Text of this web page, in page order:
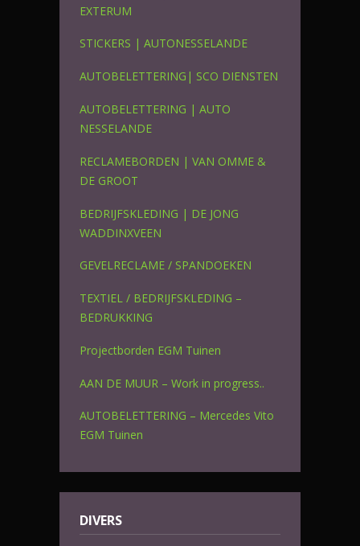
EXTERUM
STICKERS | AUTONESSELANDE
AUTOBELETTERING| SCO DIENSTEN
AUTOBELETTERING | AUTO
NESSELANDE
RECLAMEBORDEN | VAN OMME &
DE GROOT
BEDRIJFSKLEDING | DE JONG
WADDINXVEEN
GEVELRECLAME / SPANDOEKEN
TEXTIEL / BEDRIJFSKLEDING –
BEDRUKKING
Projectborden EGM Tuinen
AAN DE MUUR – Work in progress..
AUTOBELETTERING – Mercedes Vito
EGM Tuinen
DIVERS